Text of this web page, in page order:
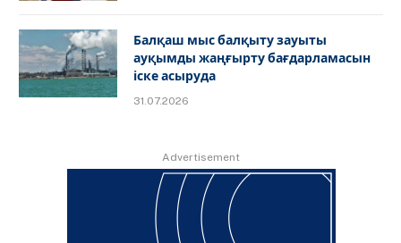
Балқаш мыс балқыту зауыты
ауқымды жаңғырту бағдарламасын
іске асыруда
31.07.2026
Advertisement